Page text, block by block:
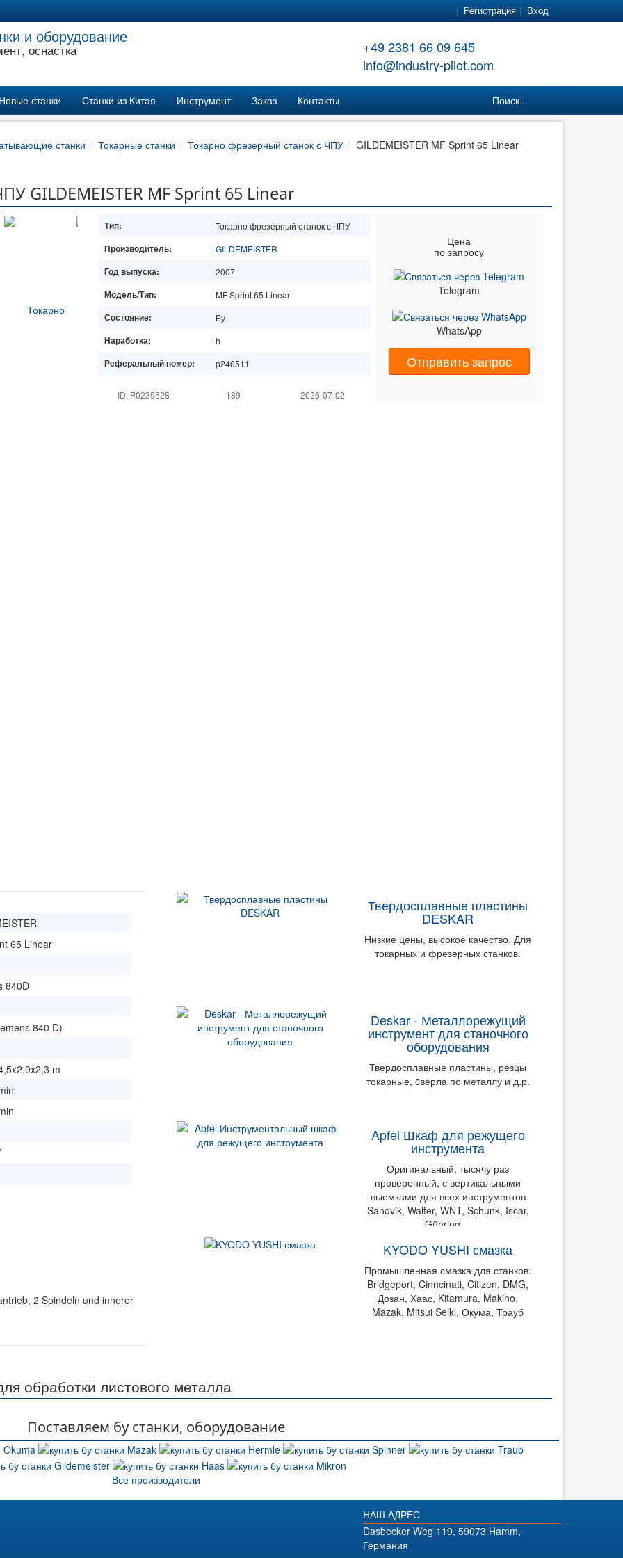
Регистрация Вход
и оборудование
оснастка
+49 2381 66 09 645
info@industry-pilot.com
станки Станки из Китая Инструмент Заказ Контакты Поиск...
станки Токарные станки Токарно фрезерный станок с ЧПУ GILDEMEISTER MF Sprint 65 Linear
GILDEMEISTER MF Sprint 65 Linear
Тип: Токарно фрезерный станок с ЧПУ
Производитель: GILDEMEISTER
Год выпуска: 2007
Модель/Тип: MF Sprint 65 Linear
Состояние: Бу
Наработка: h
Реферальный номер: p240511
ID: P0239528 189 2026-07-02
Цена
по запросу
Telegram
WhatsApp
Отправить запрос
65 Linear
840D
840 D)
m
2 Spindeln und innerer
Твердосплавные пластины
DESKAR
Низкие цены, высокое качество. Для
токарных и фрезерных станков.
Deskar - Металлорежущий
инструмент для станочного
оборудования
Твердосплавные пластины, резцы
токарные, cверла по металлу и д.р.
Apfel Шкаф для режущего
инструмента
Оригинальный, тысячу раз
проверенный, с вертикальными
выемками для всех инструментов
Sandvik, Walter, WNT, Schunk, Iscar,
Gühring ...
KYODO YUSHI смазка
Промышленная смазка для станков:
Bridgeport, Cinncinati, Citizen, DMG,
Дозан, Хаас, Kitamura, Makino,
Mazak, Mitsui Seiki, Окума, Трауб
обработки листового металла
Поставляем бу станки, оборудование
Все производители
НАШ АДРЕС
Dasbecker Weg 119, 59073 Hamm,
Германия